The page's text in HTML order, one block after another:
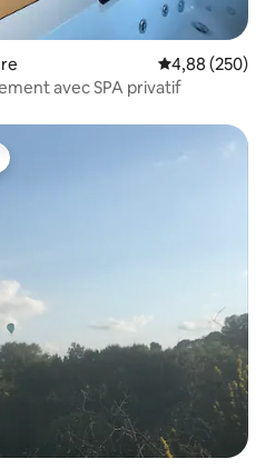
Note
4,88 (250)
avec SPA privatif